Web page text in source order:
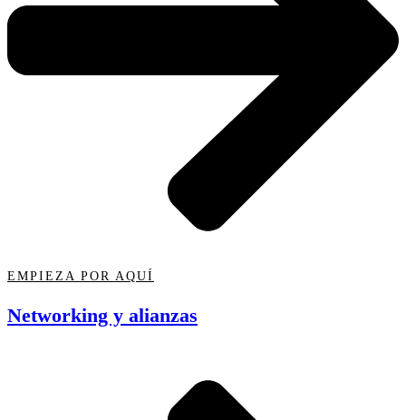
EMPIEZA POR AQUÍ
Networking y alianzas